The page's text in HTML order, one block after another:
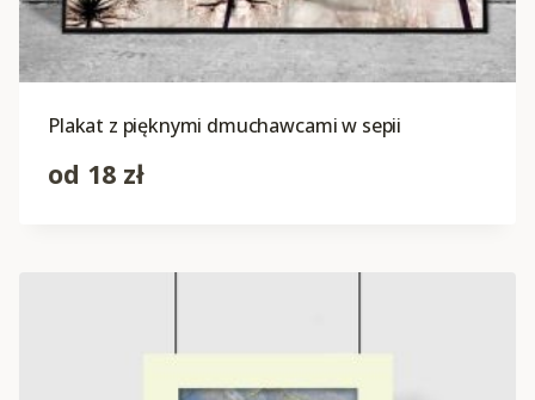
Plakat z pięknymi dmuchawcami w sepii
od 18 zł